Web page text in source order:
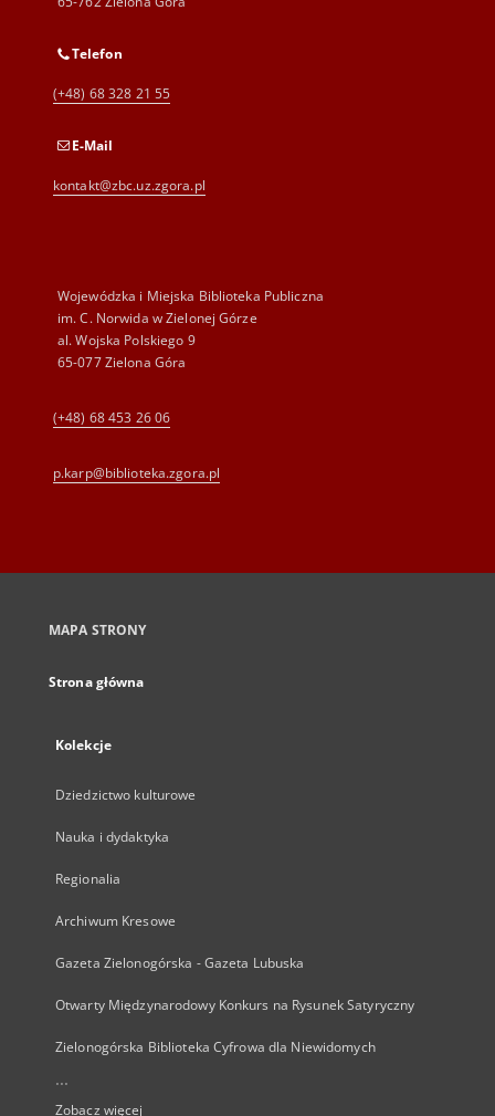
Telefon
(+48) 68 328 21 55
E-Mail
kontakt@zbc.uz.zgora.pl
Wojewódzka i Miejska Biblioteka Publiczna
im. C. Norwida w Zielonej Górze
al. Wojska Polskiego 9
65-077 Zielona Góra
(+48) 68 453 26 06
p.karp@biblioteka.zgora.pl
MAPA STRONY
Strona główna
Kolekcje
Dziedzictwo kulturowe
Nauka i dydaktyka
Regionalia
Archiwum Kresowe
Gazeta Zielonogórska - Gazeta Lubuska
Otwarty Międzynarodowy Konkurs na Rysunek Satyryczny
Zielonogórska Biblioteka Cyfrowa dla Niewidomych
...
Zobacz więcej